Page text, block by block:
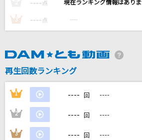
クリス・ハート
桑田佳祐
SOUVENIR(「SPY×FAMILY」ア
BUMP OF CHICKEN
In the Morning
Mrs. GREEN APPLE
---- 点 ----
3 ---- 点 ----
再生回数ランキング
1 ---- 回 ----
2 ---- 回 ----
3 ---- 回 ----